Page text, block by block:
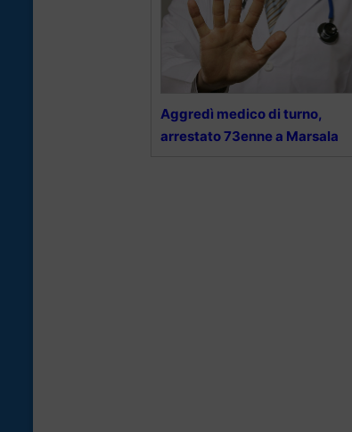
Aggredì medico di turno,
arrestato 73enne a Marsala